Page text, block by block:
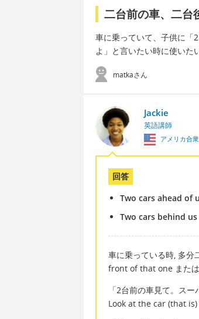
二台前の車、二台
車に乗っていて、子供に「
よ」と言いたい時に使いた
matkaさん
Jackie
英語講師
アメリカ合
回答
Two cars ahead of
Two cars behind us
車に乗っている時, 多
front of that one また
「2台前の車見て。スー
Look at the car (that